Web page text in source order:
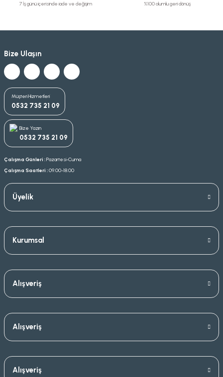
7 İş günü içerisinde iade ve değişim %100 olumlu geri dönüş
Bize Ulaşın
Müşteri Hizmetleri
0532 735 21 09
Bize Yazın
0532 735 21 09
Çalışma Günleri :Pazartesi-Cuma
Çalışma Saatleri :09.00-18.00
Üyelik
Kurumsal
Alışveriş
Alışveriş
Alışveriş